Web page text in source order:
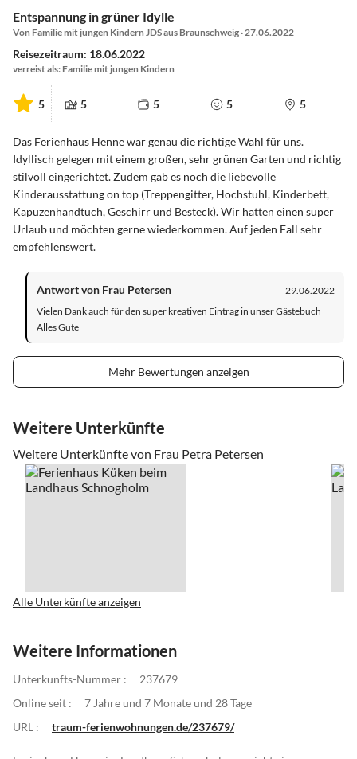
Entspannung in grüner Idylle
Von Familie mit jungen Kindern JDS aus Braunschweig · 27.06.2022
Reisezeitraum: 18.06.2022
verreist als: Familie mit jungen Kindern
5 5 5 5 5
Das Ferienhaus Henne war genau die richtige Wahl für uns.
Idyllisch gelegen mit einem großen, sehr grünen Garten und richtig
stilvoll eingerichtet. Zudem gab es noch die liebevolle
Kinderausstattung on top (Treppengitter, Hochstuhl, Kinderbett,
Kapuzenhandtuch, Geschirr und Besteck). Wir hatten einen super
Urlaub und möchten gerne wiederkommen. Auf jeden Fall sehr
empfehlenswert.
Antwort von Frau Petersen
29.06.2022
Vielen Dank auch für den super kreativen Eintrag in unser Gästebuch
Alles Gute
Mehr Bewertungen anzeigen
Weitere Unterkünfte
Weitere Unterkünfte von Frau Petra Petersen
Alle Unterkünfte anzeigen
Weitere Informationen
Unterkunfts-Nummer :
237679
Online seit :
7 Jahre und 7 Monate und 28 Tage
URL :
traum-ferienwohnungen.de/237679/